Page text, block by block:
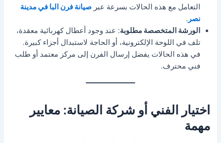
التعامل مع هذه الحالات بسرعة عبرصيانة فرن البا في مدينة
نصر .
الورشة المتخصصة مطلوبة: عند وجود أعطال كهربائية معقدة،
تلف في اللوحة الإلكترونية، أو الحاجة لاستبدال أجزاء كبيرة.
في هذه الحالات يفضل إرسال الفرن إلى مركز معتمد أو طلب
فني محترف.
اختيار الفني أو شركة الصيانة: معايير
مهمة